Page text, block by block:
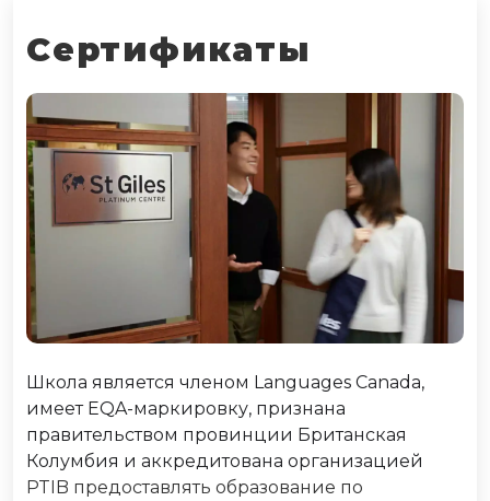
Сертификаты
Школа является членом Languages Canada,
имеет EQA-маркировку, признана
правительством провинции Британская
Колумбия и аккредитована организацией
PTIB предоставлять образование по